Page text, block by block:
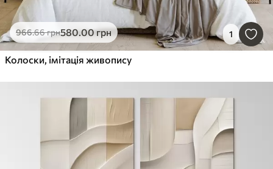
966.66грн580.00грн 1
Колоски, імітація живопису